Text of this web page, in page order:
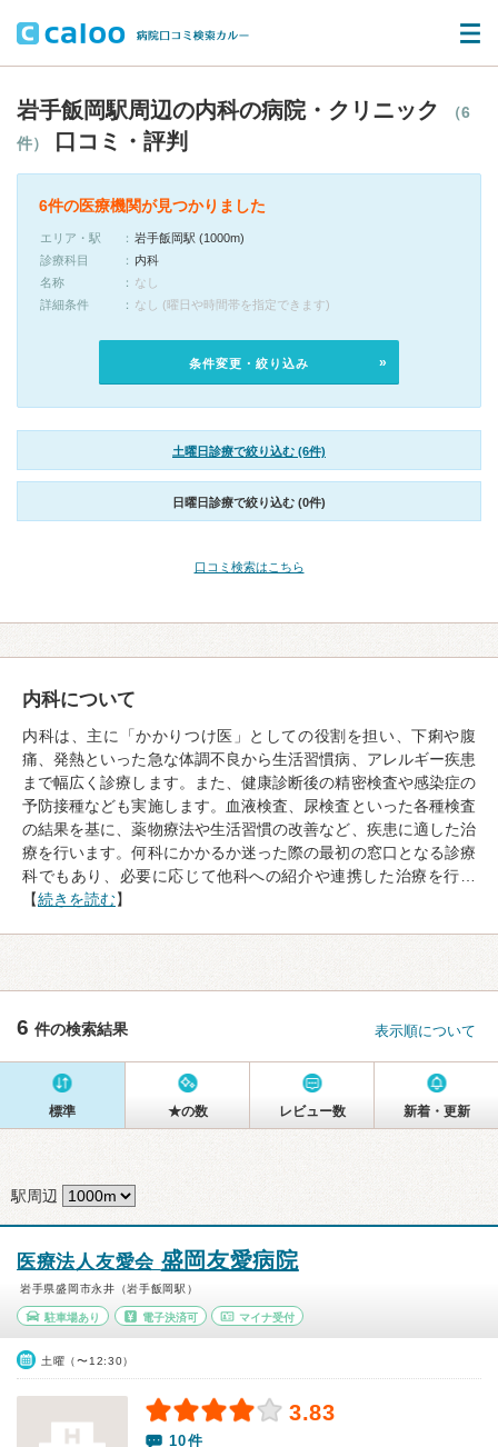
岩手飯岡駅周辺の内科の病院・クリニック
（6
件）
口コミ・評判
6件の医療機関が見つかりました
エリア・駅
岩手飯岡駅 (1000m)
診療科目
内科
名称
なし
詳細条件
なし (曜日や時間帯を指定できます)
条件変更・絞り込み
土曜日診療で絞り込む (6件)
日曜日診療で絞り込む (0件)
口コミ検索はこちら
内科について
内科は、主に「かかりつけ医」としての役割を担い、下痢や腹
痛、発熱といった急な体調不良から生活習慣病、アレルギー疾患
まで幅広く診療します。また、健康診断後の精密検査や感染症の
予防接種なども実施します。血液検査、尿検査といった各種検査
の結果を基に、薬物療法や生活習慣の改善など、疾患に適した治
療を行います。何科にかかるか迷った際の最初の窓口となる診療
科でもあり、必要に応じて他科への紹介や連携した治療を行…
【続きを読む】
6 件の検索結果 表示順について
標準 ★の数 レビュー数 新着・更新
駅周辺
医療法人友愛会 盛岡友愛病院
岩手県盛岡市永井（岩手飯岡駅）
駐車場あり 電子決済可 マイナ受付
土曜（〜12:30）
3.83
10件